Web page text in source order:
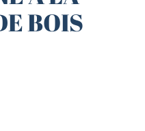
BOIS